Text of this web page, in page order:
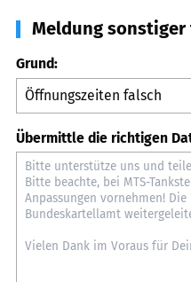
Meldung sonstiger
Grund:
Übermittle die richtigen